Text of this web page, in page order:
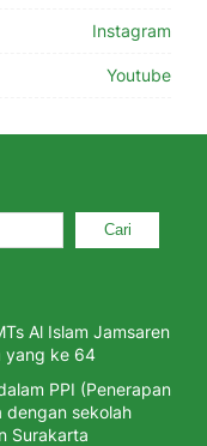
Instagram
Youtube
Cari
Al Islam Jamsaren
yang ke 64
PPI (Penerapan
dengan sekolah
Surakarta